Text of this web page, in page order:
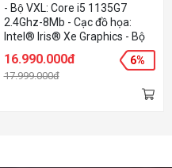
ON/Win10+Office Home &
Student)
- Bộ VXL: Core i5 1135G7
2.4Ghz-8Mb - Cạc đồ họa:
Intel® Iris® Xe Graphics - Bộ
nhớ: 8Gb - Ổ cứng: 256GB
PCIe® NVMe™ M.2 SSD - Màn
hình: 15.6Inch Full HD - Hệ điều
16.990.000đ
17.999.000đ
6%